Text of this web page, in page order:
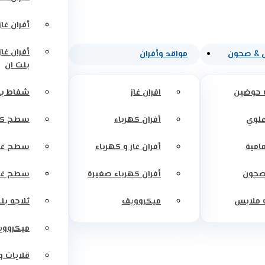
& صحون
حوضين
ملابس
مواقد وأفران
افران غاز
أفران كهرباء
أفران غاز و كهرباء
أفران كهرباء صغيرة
ميكروويف
أفران
أفران
بلت ان
شفاط
سطح
سطح
سطح
ثلاجه